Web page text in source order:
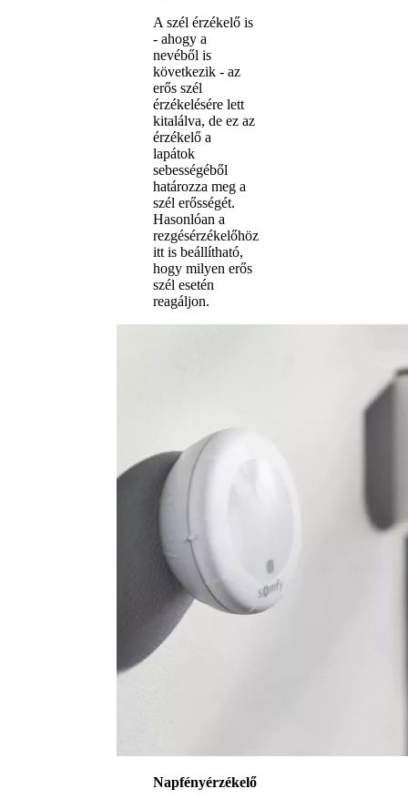
A szél érzékelő is
- ahogy a
nevéből is
következik - az
erős szél
érzékelésére lett
kitalálva, de ez az
érzékelő a
lapátok
sebességéből
határozza meg a
szél erősségét.
Hasonlóan a
rezgésérzékelőhöz
itt is beállítható,
hogy milyen erős
szél esetén
reagáljon.
Napfényérzékelő